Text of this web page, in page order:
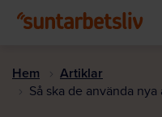
Hem Artiklar
Så ska de använda